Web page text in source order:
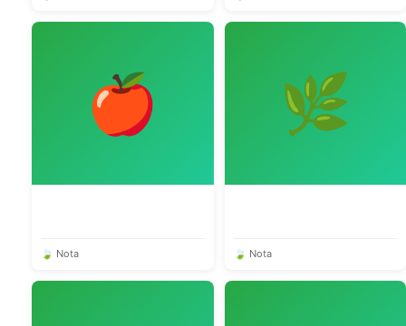
🍎
🍃 Nota
🌿
🍃 Nota